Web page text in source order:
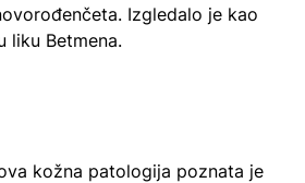
Izgledalo je kao
liku Betmena.
kožna patologija poznata je